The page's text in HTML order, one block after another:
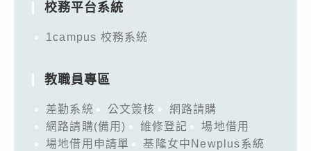
校務平台系統
1campus 校務系統
教職員專區
差勤系統 公文簽核
網路請購
網路請購(備用)
維修登記
場地借用
場地借用申請單
基隆女中Newplus系統